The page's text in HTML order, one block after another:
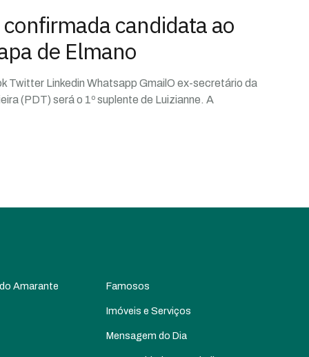
candidata ao
de Elmano
Twitter Linkedin Whatsapp GmailO ex-secretário da
(PDT) será o 1º suplente de Luizianne. A
Amarante Famosos
Imóveis e Serviços
Mensagem do Dia